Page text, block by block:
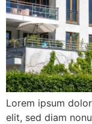
Lorem ipsum
elit, sed diam